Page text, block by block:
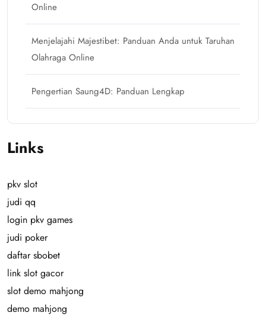
Online
Menjelajahi Majestibet: Panduan Anda untuk Taruhan
Olahraga Online
Pengertian Saung4D: Panduan Lengkap
Links
pkv slot
judi qq
login pkv games
judi poker
daftar sbobet
link slot gacor
slot demo mahjong
demo mahjong